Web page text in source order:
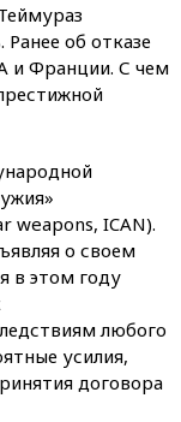
об отказе
и Франции. С чем
weapons, ICAN).
о своем
в этом году
любого
усилия,
договора